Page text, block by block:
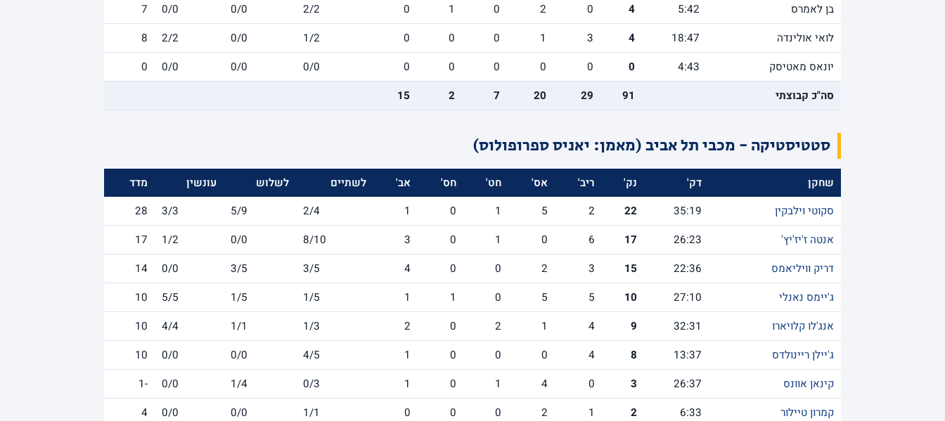
בן לאמרס
5:42
4
0
2
0
1
0
2/2
0/0
0/0
7
לואי אולינדה
18:47
4
3
1
0
0
0
1/2
0/0
2/2
8
יונאס מאטיסק
4:43
0
0
0
0
0
0
0/0
0/0
0/0
0
סה"כ קבוצתי
91
29
20
7
2
15
סטטיסטיקה - מכבי תל אביב (מאמן: יאניס ספרופולוס)
שחקן דק' נק' ריב' אס' חט' חס' אב' לשתיים לשלוש עונשין
מדד
סקוטי וילבקין
35:19
22
2
5
1
0
1
2/4
5/9
3/3
28
אנטה ז'יז'יץ'
26:23
17
6
0
1
0
3
8/10
0/0
1/2
17
דריק וויליאמס
22:36
15
3
2
0
0
4
3/5
3/5
0/0
14
ג'יימס נאנלי
27:10
10
5
5
0
1
1
1/5
1/5
5/5
10
אנג'לו קלויארו
32:31
9
4
1
2
0
2
1/3
1/1
4/4
10
ג'יילן ריינולדס
13:37
8
4
0
0
0
1
4/5
0/0
0/0
10
קינאן אוונס
26:37
3
0
4
1
0
1
0/3
1/4
0/0
-1
קמרון טיילור
6:33
2
1
2
0
0
0
1/1
0/0
0/0
4